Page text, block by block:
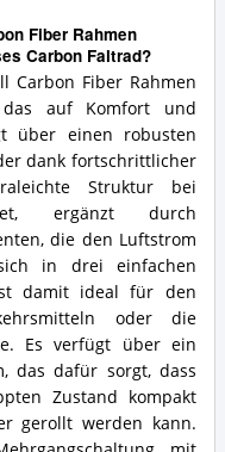
Fiber Rahmen
Carbon Faltrad?
Carbon Fiber Rahmen
das auf Komfort und
über einen robusten
dank fortschrittlicher
Struktur bei
ergänzt durch
die den Luftstrom
in drei einfachen
damit ideal für den
oder die
Es verfügt über ein
das dafür sorgt, dass
Zustand kompakt
gerollt werden kann.